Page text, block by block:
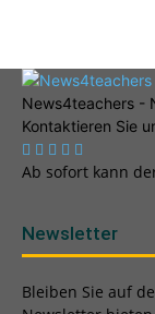
News4teachers -
Kontaktieren Sie
Ab sofort kann
Newsletter
Bleiben Sie auf